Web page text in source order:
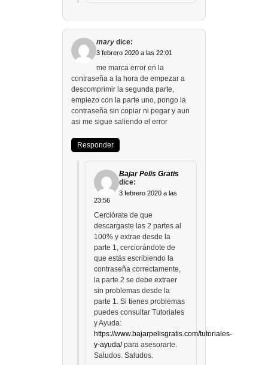
mary dice:
3 febrero 2020 a las 22:01
me marca error en la
contraseña a la hora de empezar a
descomprimir la segunda parte,
empiezo con la parte uno, pongo la
contraseña sin copiar ni pegar y aun
asi me sigue saliendo el error
Responder
Bajar Pelis Gratis
dice:
3 febrero 2020 a las
23:56
Cerciórate de que
descargaste las 2 partes al
100% y extrae desde la
parte 1, cerciorándote de
que estás escribiendo la
contraseña correctamente,
la parte 2 se debe extraer
sin problemas desde la
parte 1. Si tienes problemas
puedes consultar Tutoriales
y Ayuda:
https://www.bajarpelisgratis.com/tutoriales-
y-ayuda/para asesorarte.
Saludos. Saludos.